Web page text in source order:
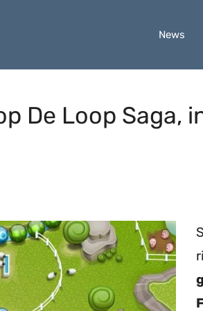
News
De Loop Saga,